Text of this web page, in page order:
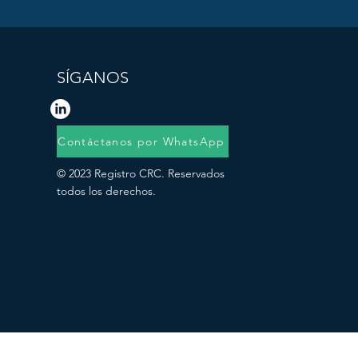
SÍGANOS
Contáctanos por WhatsApp
© 2023 Registro CRC. Reservados
todos los derechos.